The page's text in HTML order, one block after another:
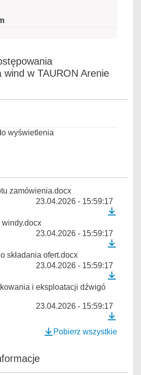
wind w TAURON Arenie
wyświetlenia
zamówienia.docx
23.04.2026 - 15:59:17
windy.docx
23.04.2026 - 15:59:17
składania ofert.docx
23.04.2026 - 15:59:17
i eksploatacji dźwigó
23.04.2026 - 15:59:17
Pobierz wszystkie